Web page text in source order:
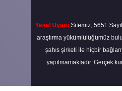
Yasal Uyarı: Sitemiz, 5651
araştırma yükümlülüğümüz
şahıs şirketi ile hiçbir
yapılmamaktadır. Gerçek